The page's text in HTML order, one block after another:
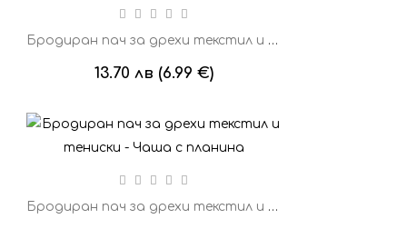
Бродиран пач за дрехи текстил и тениски - Крушка
13.70 лв (6.99 €)
Бродиран пач за дрехи текстил и тениски - Чаша с планина